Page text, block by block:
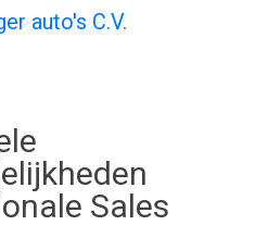
auto's C.V.
Sales